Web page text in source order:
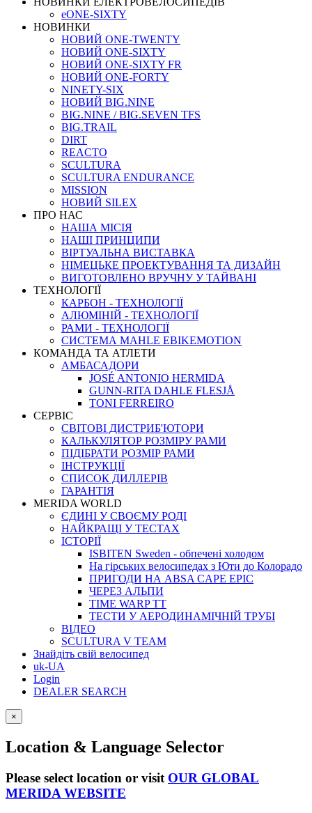
eONE-SIXTY
НОВИНКИ
НОВИЙ ONE-TWENTY
НОВИЙ ONE-SIXTY
НОВИЙ ONE-SIXTY FR
НОВИЙ ONE-FORTY
NINETY-SIX
НОВИЙ BIG.NINE
BIG.NINE / BIG.SEVEN TFS
BIG.TRAIL
DIRT
REACTO
SCULTURA
SCULTURA ENDURANCE
MISSION
НОВИЙ SILEX
ПРО НАС
НАША МICIЯ
НАШI ПРИНЦИПИ
ВIРТУАЛЬНА ВИСТАВКА
НІМЕЦЬКЕ ПРОЕКТУВАННЯ ТА ДИЗАЙН
ВИГОТОВЛЕНО ВРУЧНУ У ТАЙВАНІ
ТЕХНОЛОГІЇ
КАРБОН - ТЕХНОЛОГІЇ
АЛЮМІНІЙ - ТЕХНОЛОГІЇ
РАМИ - ТЕХНОЛОГІЇ
СИСТЕМА MAHLE EBIKEMOTION
КОМАНДА ТА АТЛЕТИ
АМБАСАДОРИ
JOSÉ ANTONIO HERMIDA
GUNN-RITA DAHLE FLESJÅ
TONI FERREIRO
СЕРВІС
СВІТОВІ ДИСТРИБ'ЮТОРИ
КАЛЬКУЛЯТОР РОЗМIРУ РАМИ
ПІДІБРАТИ РОЗМІР РАМИ
IНСТРУКЦIЇ
СПИСОК ДИЛЛЕРІВ
ГАРАНТIЯ
MERIDA WORLD
ЄДИНI У СВОЄМУ РОДI
НАЙКРАЩІ У ТЕСТАХ
ІСТОРІЇ
ISBITEN Sweden - обпечені холодом
На гірських велосипедах з Юти до Колорадо
ПРИГОДИ НА ABSA CAPE EPIC
ЧЕРЕЗ АЛЬПИ
TIME WARP TT
ТЕСТИ У АЕРОДИНАМІЧНІЙ ТРУБІ
ВІДЕО
SCULTURA V TEAM
Знайдіть свій велосипед
uk-UA
Login
DEALER SEARCH
×
Location & Language Selector
Please select location or visit OUR GLOBAL
MERIDA WEBSITE